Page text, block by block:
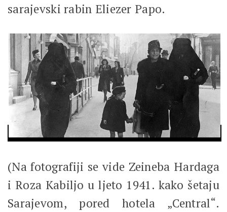
sarajevski rabin Eliezer Papo.
(Na fotografiji se vide Zeineba Hardaga
i Roza Kabiljo u ljeto 1941. kako šetaju
Sarajevom, pored hotela „Central“.